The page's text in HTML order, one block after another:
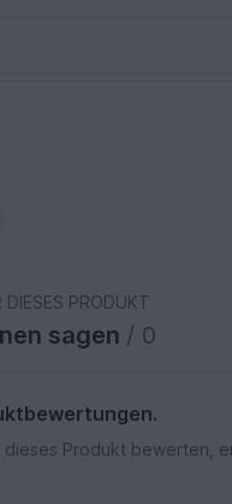
DIESES PRODUKT
sagen / 0
dieses Produkt bewerten,